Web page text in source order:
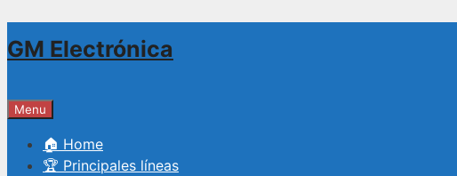
al
GM Electrónica
Menu
🏠 Home
🏆 Principales líneas